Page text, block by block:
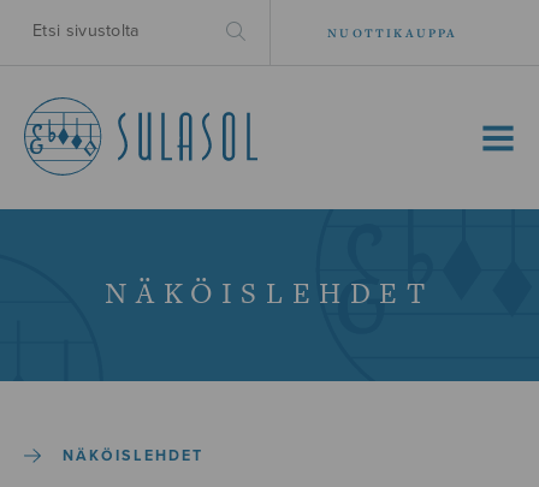
NUOTTIKAUPPA
MENU
NÄKÖISLEHDET
NÄKÖISLEHDET